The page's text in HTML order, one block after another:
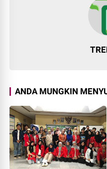
ANDA MUNGKIN